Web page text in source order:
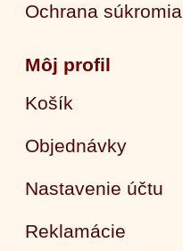
Ochrana súkromia
Môj profil
Košík
Objednávky
Nastavenie účtu
Reklamácie